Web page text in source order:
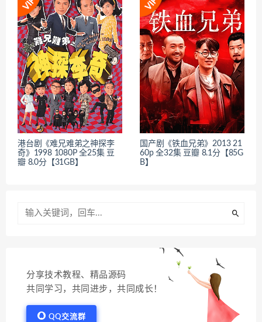
港台剧《难兄难弟之神探李
奇》1998 1080P 全25集 豆
瓣 8.0分【31GB】
国产剧《铁血兄弟》2013 21
60p 全32集 豆瓣 8.1分【85G
B】
分享技术教程、精品源码
共同学习，共同进步，共同成长！
QQ交流群